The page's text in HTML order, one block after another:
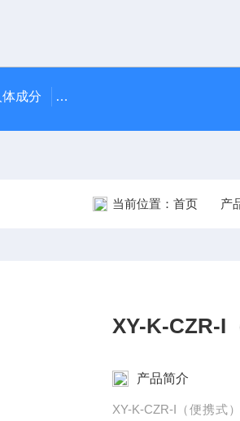
成分 AR-1日本尼德克NIDEK ARK-
当前位置： 首页 产
XY-K-CZR-I
产品简介
XY-K-CZR-I（便携